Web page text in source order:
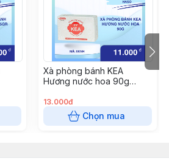
Xà phòng bánh KEA
Hương nước hoa 90g
13.000đ
Chọn mua